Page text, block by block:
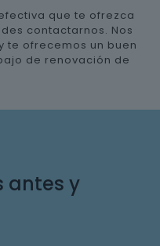
que te ofrezca
contactarnos. Nos
te ofrecemos un buen
de renovación de
antes y